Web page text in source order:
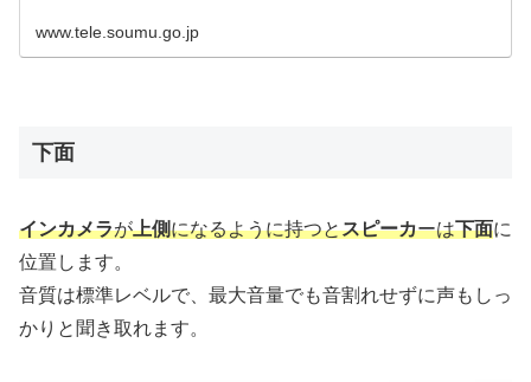
www.tele.soumu.go.jp
下面
インカメラが上側になるように持つとスピーカーは下面に
位置します。
音質は標準レベルで、最大音量でも音割れせずに声もしっ
かりと聞き取れます。